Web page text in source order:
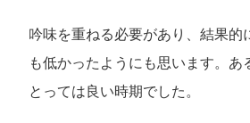
吟味を重ねる必要があり、結果的
も低かったようにも思います。あ
とっては良い時期でした。